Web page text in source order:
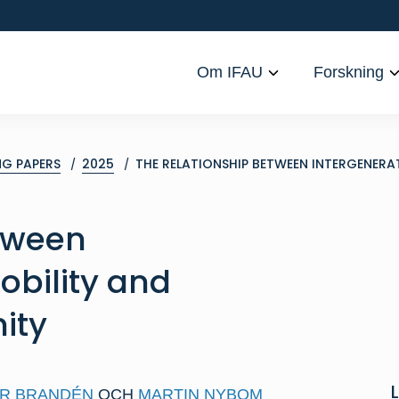
Om IFAU Forskning
PAPERS 2025 THE RELATIONSHIP BETWEEN
and
BRANDÉN OCH MARTIN NYBOM